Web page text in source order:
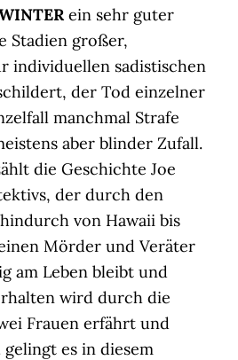
ein sehr guter
Stadien großer,
individuellen sadistischen
der Tod einzelner
manchmal Strafe
aber blinder Zufall.
die Geschichte Joe
der durch den
von Hawaii bis
Mörder und Veräter
am Leben bleibt und
wird durch die
Frauen erfährt und
gelingt es in diesem